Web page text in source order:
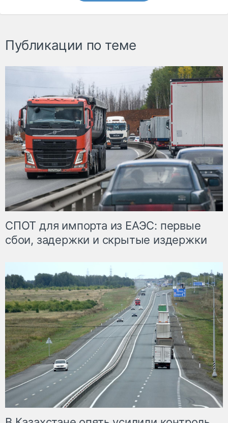
Публикации по теме
СПОТ для импорта из ЕАЭС: первые
сбои, задержки и скрытые издержки